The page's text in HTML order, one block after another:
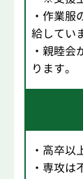
・作業服
給してい
・親睦会
ります。
・高卒以
・専攻は